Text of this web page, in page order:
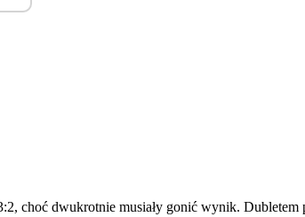
dwukrotnie musiały gonić wynik. Dubletem